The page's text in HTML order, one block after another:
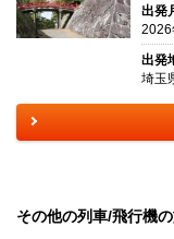
出発
出発
埼玉
その他の列車/飛行機